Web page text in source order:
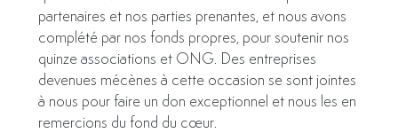
partenaires et nos parties prenantes, et nous avons
complété par nos fonds propres, pour soutenir nos
quinze associations et ONG. Des entreprises
devenues mécènes à cette occasion se sont jointes
à nous pour faire un don exceptionnel et nous les en
remercions du fond du cœur.